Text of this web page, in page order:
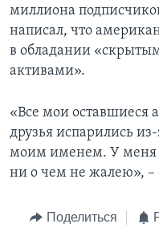
миллиона
написал, что
в обладании
активами».
«Все мои
друзья испарились
моим именем. У меня
ни о чем не жалею», –
Поделиться